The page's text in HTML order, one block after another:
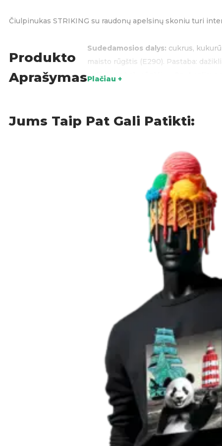
Čiulpinukas STRIKING su raudonų apelsinų skoniu turi
Produkto
Aprašymas
Sudedamosios dalys: cukrus,
maisto rūgštis (E290). Pastaba:
sočiųjų riebalų rūgščių – 0g,
Plačiau +
Jums Taip Pat Gali Patikti: